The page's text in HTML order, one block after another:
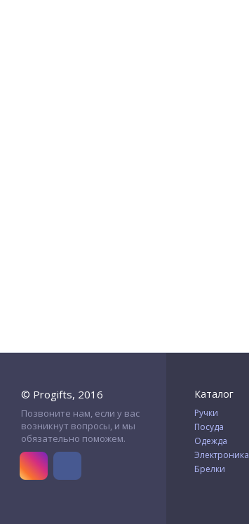
Каталог
Ручки
Посуда
Одежда
Электроника
Брелки
© Progifts, 2016
Позвоните нам, если у вас
возникнут вопросы, и мы
обязательно поможем.